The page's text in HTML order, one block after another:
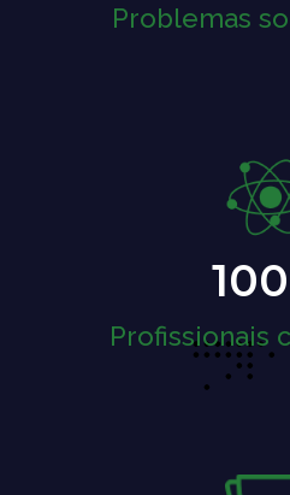
Problemas
100
Profissionais